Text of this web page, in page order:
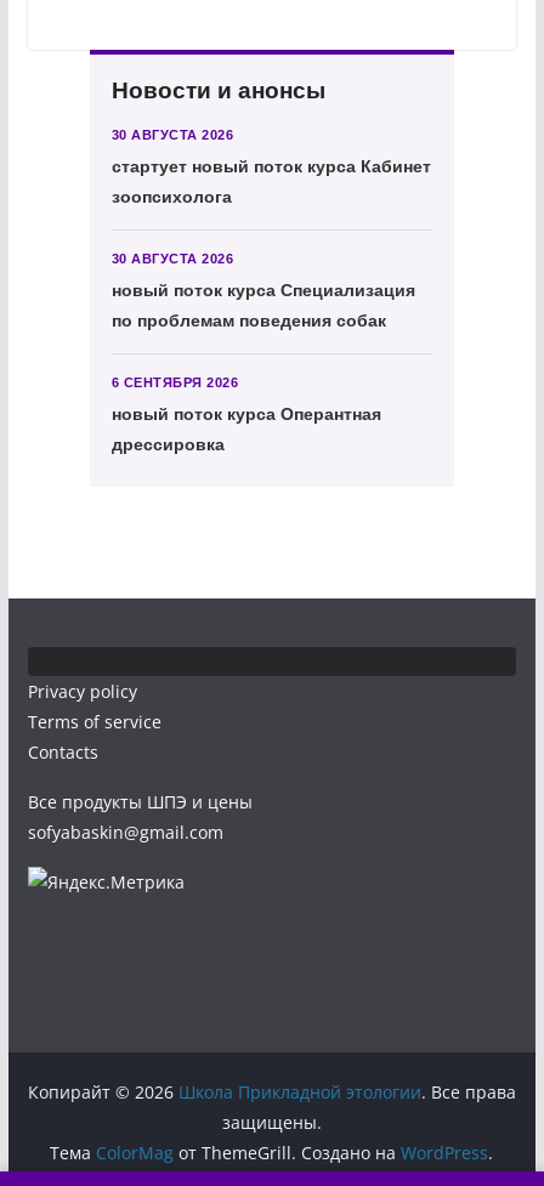
Новости и анонсы
30 АВГУСТА 2026
стартует новый поток курса Кабинет
зоопсихолога
30 АВГУСТА 2026
новый поток курса Специализация
по проблемам поведения собак
6 СЕНТЯБРЯ 2026
новый поток курса Оперантная
дрессировка
Privacy policy
Terms of service
Contacts
Все продукты ШПЭ и цены
sofyabaskin@gmail.com
Копирайт © 2026 Школа Прикладной этологии. Все права
защищены.
Тема ColorMag от ThemeGrill. Создано наWordPress.